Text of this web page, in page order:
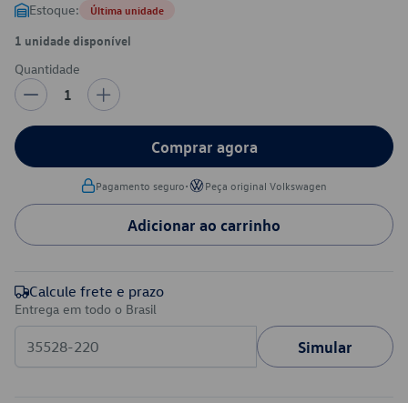
Estoque: Última unidade
1 unidade disponível
Quantidade
1
Comprar agora
Pagamento seguro• Peça original Volkswagen
Adicionar ao carrinho
Calcule frete e prazo
Entrega em todo o Brasil
Simular